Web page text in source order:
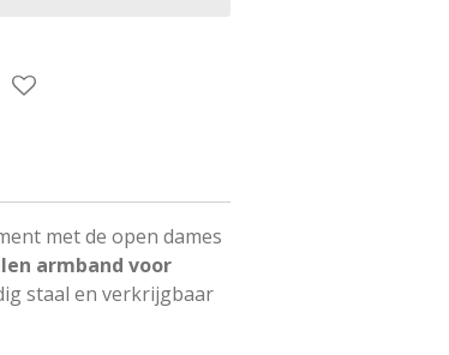
met de open dames
armband voor
staal en verkrijgbaar